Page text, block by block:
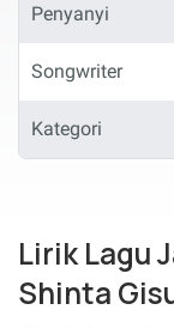
Penyanyi
Songwriter
Kategori
Lirik Lagu
Shinta